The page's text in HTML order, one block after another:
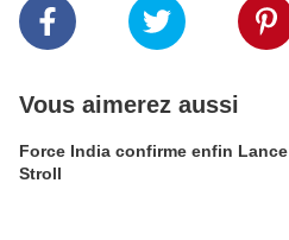
Vous aimerez aussi
Force India confirme enfin Lance
Stroll